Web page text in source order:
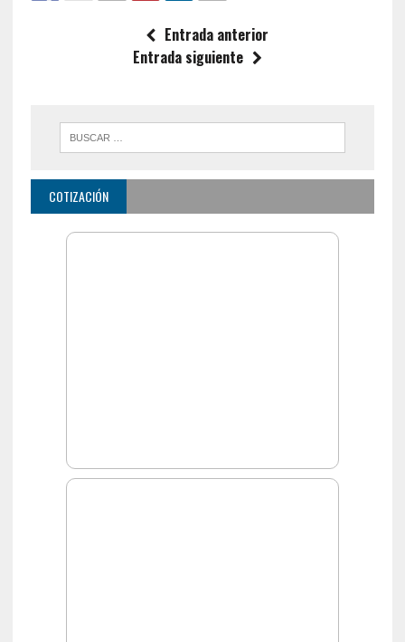
Entrada anterior
Entrada siguiente
COTIZACIÓN